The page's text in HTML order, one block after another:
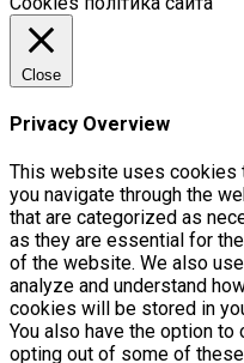
Close
Privacy Overview
This website uses cookies
you navigate through the
that are categorized as
as they are essential for
of the website. We also
analyze and understand
cookies will be stored in
You also have the option
opting out of some of